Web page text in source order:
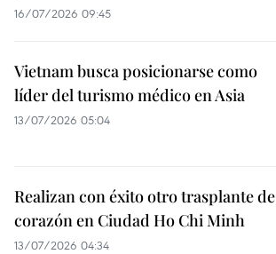
16/07/2026 09:45
Vietnam busca posicionarse como
líder del turismo médico en Asia
13/07/2026 05:04
Realizan con éxito otro trasplante de
corazón en Ciudad Ho Chi Minh
13/07/2026 04:34